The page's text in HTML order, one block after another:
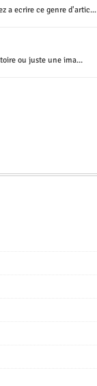
a ecrire ce genre d'artic...
ou juste une ima...